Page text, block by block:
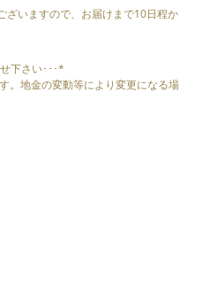
ざいますので、お届けまで10日程か
下さい･･･*
。地金の変動等により変更になる場